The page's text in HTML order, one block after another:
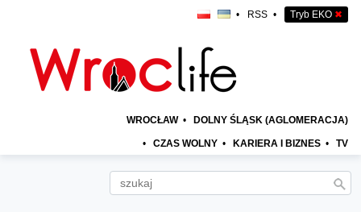
• RSS • Tryb EKO ✖
WROCŁAW • DOLNY ŚLĄSK (AGLOMERACJA)
• CZAS WOLNY • KARIERA I BIZNES • TV